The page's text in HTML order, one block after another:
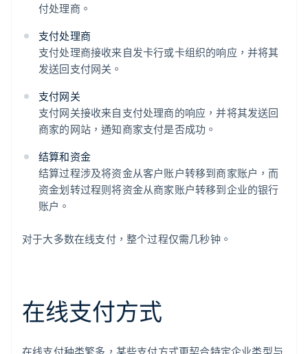
付处理商。
支付处理商
支付处理商接收来自发卡行或卡组织的响应，并将其
发送回支付网关。
支付网关
支付网关接收来自支付处理商的响应，并将其发送回
商家的网站，通知商家支付是否成功。
结算和资金
结算过程涉及将资金从客户账户转移到商家账户，而
资金划转过程则将资金从商家账户转移到企业的银行
账户。
对于大多数在线支付，整个过程仅需几秒钟。
在线支付方式